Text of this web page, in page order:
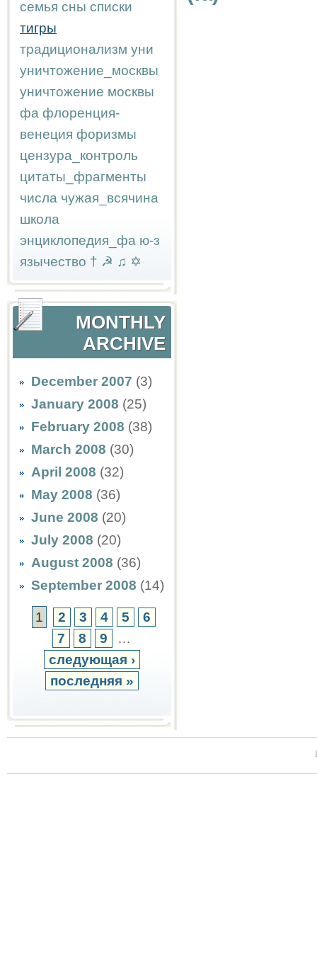
семья сны списки
тигры
традиционализм уни
уничтожение_москвы
уничтожение москвы
фа флоренция-
венеция форизмы
цензура_контроль
цитаты_фрагменты
числа чужая_всячина
школа
энциклопедия_фа ю-з
язычество † ☭ ♫ ✡
MONTHLY
ARCHIVE
December 2007 (3)
January 2008 (25)
February 2008 (38)
March 2008 (30)
April 2008 (32)
May 2008 (36)
June 2008 (20)
July 2008 (20)
August 2008 (36)
September 2008 (14)
1 2 3 4 5
6
7
8 9
…
следующая ›
последняя »